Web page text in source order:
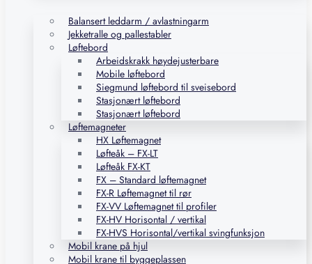
Balansert leddarm / avlastningarm
Jekketralle og pallestabler
Løftebord
Arbeidskrakk høydejusterbare
Mobile løftebord
Siegmund løftebord til sveisebord
Stasjonært løftebord
Stasjonært løftebord
Løftemagneter
HX Løftemagnet
Løfteåk – FX-LT
Løfteåk FX-KT
FX – Standard løftemagnet
FX-R Løftemagnet til rør
FX-VV Løftemagnet til profiler
FX-HV Horisontal / vertikal
FX-HVS Horisontal/vertikal svingfunksjon
Mobil krane på hjul
Mobil krane til byggeplassen